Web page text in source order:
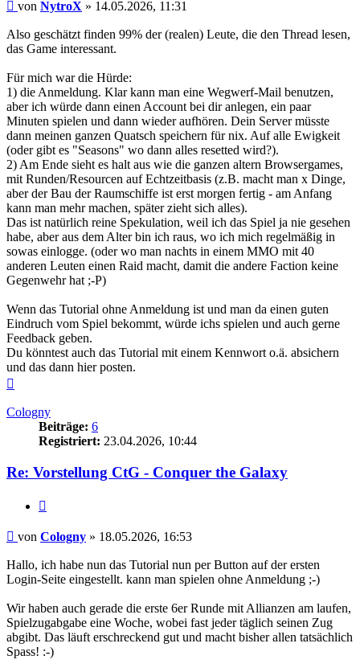
Beitrag
von NytroX » 14.05.2026, 11:31
Also geschätzt finden 99% der (realen) Leute, die den Thread lesen,
das Game interessant.
Für mich war die Hürde:
1) die Anmeldung. Klar kann man eine Wegwerf-Mail benutzen,
aber ich würde dann einen Account bei dir anlegen, ein paar
Minuten spielen und dann wieder aufhören. Dein Server müsste
dann meinen ganzen Quatsch speichern für nix. Auf alle Ewigkeit
(oder gibt es "Seasons" wo dann alles resetted wird?).
2) Am Ende sieht es halt aus wie die ganzen altern Browsergames,
mit Runden/Resourcen auf Echtzeitbasis (z.B. macht man x Dinge,
aber der Bau der Raumschiffe ist erst morgen fertig - am Anfang
kann man mehr machen, später zieht sich alles).
Das ist natürlich reine Spekulation, weil ich das Spiel ja nie gesehen
habe, aber aus dem Alter bin ich raus, wo ich mich regelmäßig in
sowas einlogge. (oder wo man nachts in einem MMO mit 40
anderen Leuten einen Raid macht, damit die andere Faction keine
Gegenwehr hat ;-P)
Wenn das Tutorial ohne Anmeldung ist und man da einen guten
Eindruch vom Spiel bekommt, würde ichs spielen und auch gerne
Feedback geben.
Du könntest auch das Tutorial mit einem Kennwort o.ä. absichern
und das dann hier posten.
Cologny
Beiträge: 6
Registriert: 23.04.2026, 10:44
Re: Vorstellung CtG - Conquer the Galaxy
Beitrag
von Cologny » 18.05.2026, 16:53
Hallo, ich habe nun das Tutorial nun per Button auf der ersten
Login-Seite eingestellt. kann man spielen ohne Anmeldung ;-)
Wir haben auch gerade die erste 6er Runde mit Allianzen am laufen,
Spielzugabgabe eine Woche, wobei fast jeder täglich seinen Zug
abgibt. Das läuft erschreckend gut und macht bisher allen tatsächlich
Spass! :-)